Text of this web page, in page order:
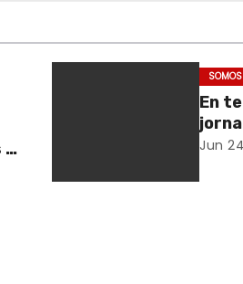
y
En
Jun